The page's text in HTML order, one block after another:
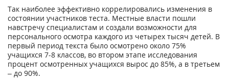
Так наиболее эффективно коррелировались изменения в
состоянии участников теста. Местные власти пошли
навстречу специалистам и создали возможности для
персонального осмотра каждого из четырех тысяч детей. В
первый период текста было осмотрено около 75%
учащихся 7-8 классов, во втором этапе исследования
процент осмотренных учащихся вырос до 85%, а в третьем
– до 90%.